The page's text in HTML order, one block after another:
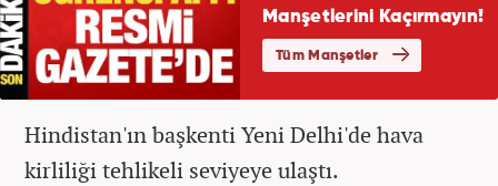
Hindistan'ın başkenti Yeni Delhi'de hava
kirliliği tehlikeli seviyeye ulaştı.